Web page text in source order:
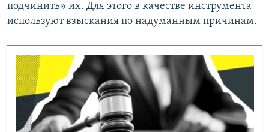
подчинить» их. Для этого в качестве инструмента
используют взыскания по надуманным причинам.